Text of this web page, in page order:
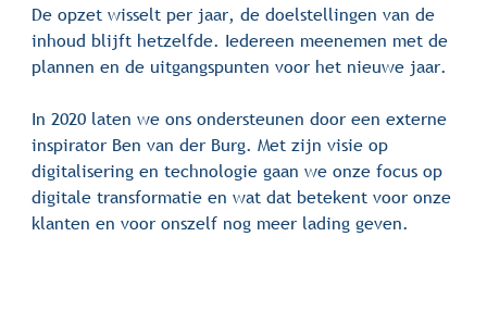
De opzet wisselt per jaar, de doelstellingen van de
inhoud blijft hetzelfde. Iedereen meenemen met de
plannen en de uitgangspunten voor het nieuwe jaar.
In 2020 laten we ons ondersteunen door een externe
inspirator Ben van der Burg. Met zijn visie op
digitalisering en technologie gaan we onze focus op
digitale transformatie en wat dat betekent voor onze
klanten en voor onszelf nog meer lading geven.